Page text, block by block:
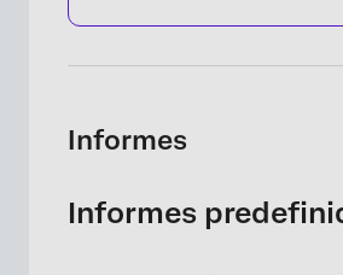
Informes
Informes